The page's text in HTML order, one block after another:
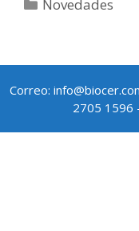
Novedades
Correo:
2705 1596